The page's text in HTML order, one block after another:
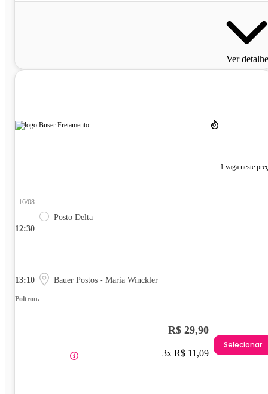
Ver
1 vaga neste
12:30
16/08
Posto Delta
13:10 Bauer Postos - Maria Winckler
Poltrona
R$ 29,90
3x R$ 11,09
Selecionar